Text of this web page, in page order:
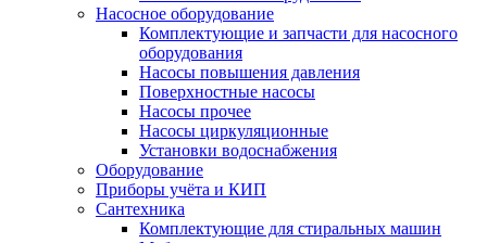
Насосное оборудование
Комплектующие и запчасти для насосного
оборудования
Насосы повышения давления
Поверхностные насосы
Насосы прочее
Насосы циркуляционные
Установки водоснабжения
Оборудование
Приборы учёта и КИП
Сантехника
Комплектующие для стиральных машин